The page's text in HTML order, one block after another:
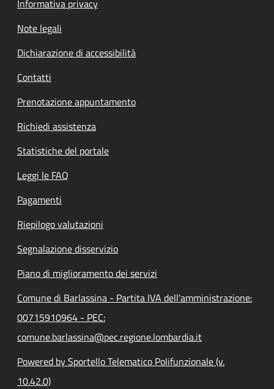
Informativa privacy
Note legali
Dichiarazione di accessibilità
Contatti
Prenotazione appuntamento
Richiedi assistenza
Statistiche del portale
Leggi le FAQ
Pagamenti
Riepilogo valutazioni
Segnalazione disservizio
Piano di miglioramento dei servizi
Comune di Barlassina - Partita IVA dell'amministrazione:
00715910964 - PEC:
comune.barlassina@pec.regione.lombardia.it
Powered by Sportello Telematico Polifunzionale (v.
10.42.0)